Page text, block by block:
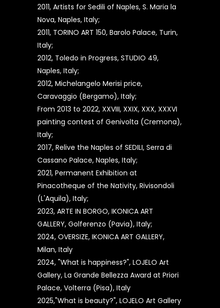
2011, Artists for Sedili of Naples, S. Maria la
Nova, Naples, Italy;
2011, TORINO ART 150, Barolo Palace, Turin,
Italy;
2012, Toledo in Progress, STUDIO 49,
Naples, Italy;
2012, Michelangelo Merisi price,
Caravaggio (Bergamo), Italy;
From 2013 to 2022, XXVIII, XXIX, XXX, XXXVI
painting contest of Genivolta (Cremona),
Italy;
2017, Relive the Naples of SEDILI, Serra di
Cassano Palace, Naples, Italy;
2021, Permanent Exhibition at
Pinacotheque of the Nativity, Rivisondoli
(L'Aquila), Italy;
2023, ARTE IN BORGO, IKONICA ART
GALLERY, Golferenzo (Pavia), Italy;
2024, OVERSIZE, IKONICA ART GALLERY,
Milan, Italy
2024, "What is happiness?", LOJELO Art
Gallery, La Grande Bellezza Award at Priori
Palace, Volterra (Pisa), Italy
2025,"What is beauty?", LOJELO Art Gallery